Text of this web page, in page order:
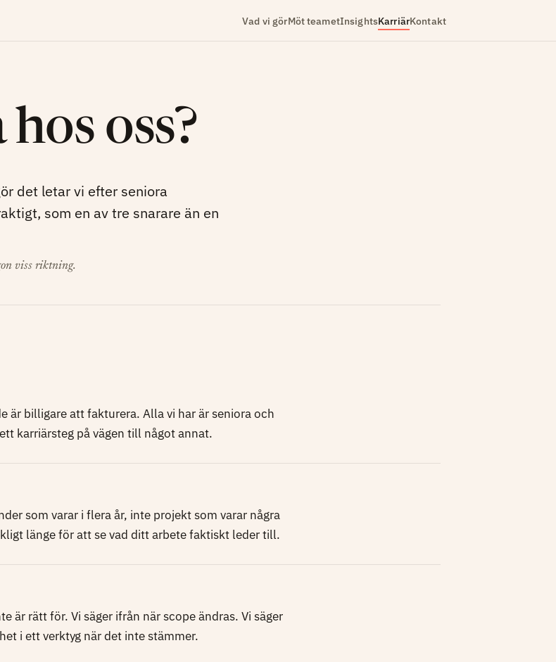
Vad vi görMöt teametInsightsKarriärKontakt
oss?
det letar vi efter seniora
som en av tre snarare än en
viss riktning.
är billigare att fakturera. Alla vi har är seniora och
karriärsteg på vägen till något annat.
som varar i flera år, inte projekt som varar några
länge för att se vad ditt arbete faktiskt leder till.
är rätt för. Vi säger ifrån när scope ändras. Vi säger
i ett verktyg när det inte stämmer.